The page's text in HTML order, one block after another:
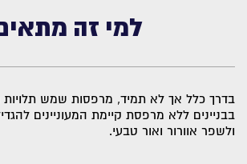
למי זה
בדרך כלל אך לא תמיד, מרפסות שמש תלויות
בבניינים ללא מרפסת קיימת המעוניינים
ולשפר אוורור ואור טבעי.